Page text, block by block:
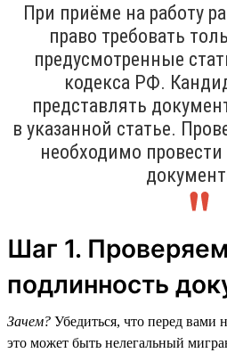
При приёме на работу
право требовать
предусмотренные
кодекса РФ.
представлять
в указанной статье.
необходимо
Шаг 1. Проверяем
подлинность
Зачем? Убедиться, что перед
это может быть нелегальный